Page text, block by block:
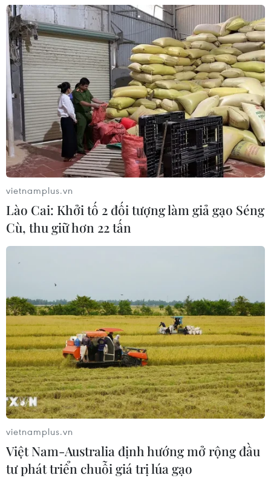
vietnamplus.vn
Lào Cai: Khởi tố 2 đối tượng làm giả gạo Séng
Cù, thu giữ hơn 22 tấn
vietnamplus.vn
Việt Nam-Australia định hướng mở rộng đầu
tư phát triển chuỗi giá trị lúa gạo